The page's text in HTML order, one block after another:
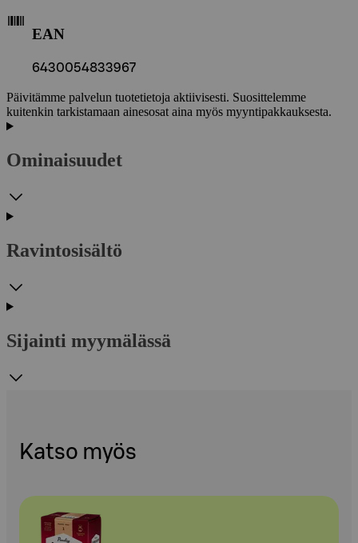
EAN
6430054833967
Päivitämme palvelun tuotetietoja aktiivisesti. Suosittelemme
kuitenkin tarkistamaan ainesosat aina myös myyntipakkauksesta.
Ominaisuudet
Ravintosisältö
Sijainti myymälässä
Katso myös